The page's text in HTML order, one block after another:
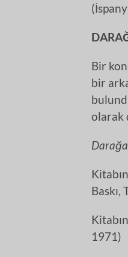
Bir
bir
olarak
Baskı,
1971)